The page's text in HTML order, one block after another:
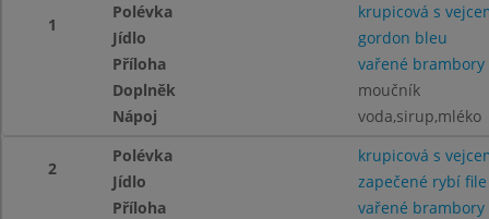
1
Polévka
krupicová s
Jídlo
gordon bleu
Příloha
vařené brambory
Doplněk
moučník
Nápoj
voda,sirup,mléko
2
Polévka
krupicová s
Jídlo
zapečené rybí
Příloha
vařené brambory